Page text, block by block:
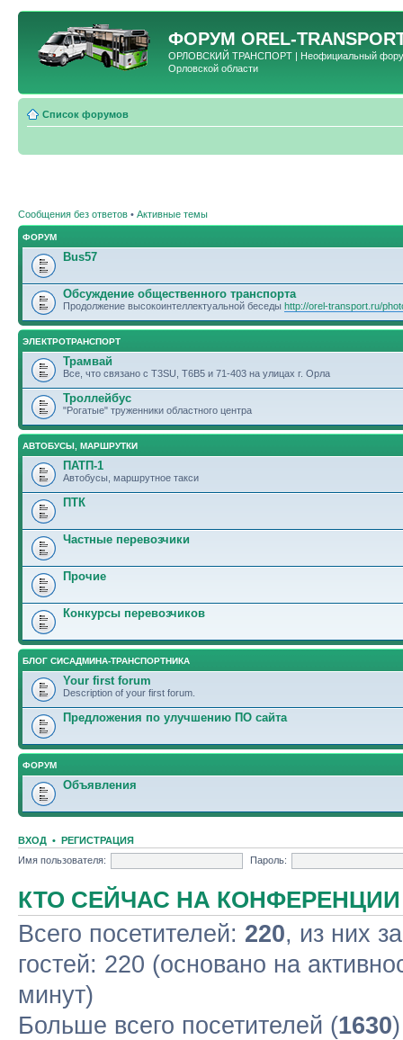
ФОРУМ OREL-
ОРЛОВСКИЙ ТРАНСПОРТ | Неофициальный форум
Орловской области
Список форумов
Сообщения без ответов • Активные темы
ФОРУМ
Bus57
Обсуждение общественного транспорта
Продолжение высокоинтеллектуальной беседы http://orel-transport.ru/
ЭЛЕКТРОТРАНСПОРТ
Трамвай
Все, что связано с T3SU, T6B5 и 71-403 на улицах г. Орла
Троллейбус
"Рогатые" труженники областного центра
АВТОБУСЫ, МАРШРУТКИ
ПАТП-1
Автобусы, маршрутное такси
ПТК
Частные перевозчики
Прочие
Конкурсы перевозчиков
БЛОГ СИСАДМИНА-ТРАНСПОРТНИКА
Your first forum
Description of your first forum.
Предложения по улучшению ПО сайта
ФОРУМ
Объявления
ВХОД • РЕГИСТРАЦИЯ
Имя пользователя:
Пароль:
КТО СЕЙЧАС НА КОНФЕРЕНЦИИ
Всего посетителей: 220, из них
гостей: 220 (основано на
минут)
Больше всего посетителей (1630